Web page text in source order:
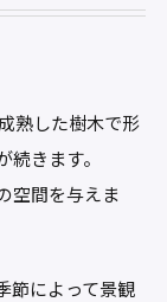
熟した樹木で形
きます。
空間を与えま
節によって景観